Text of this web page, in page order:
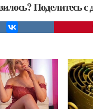
Поделитесь с